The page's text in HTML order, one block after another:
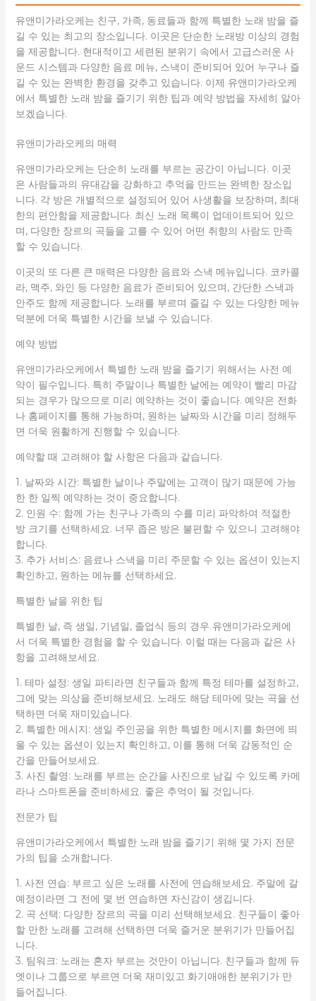
유앤미가라오케는 친구, 가족, 동료들과 함께 특별한 노래 밤을 즐
길 수 있는 최고의 장소입니다. 이곳은 단순한 노래방 이상의 경험
을 제공합니다. 현대적이고 세련된 분위기 속에서 고급스러운 사
운드 시스템과 다양한 음료 메뉴, 스낵이 준비되어 있어 누구나 즐
길 수 있는 완벽한 환경을 갖추고 있습니다. 이제 유앤미가라오케
에서 특별한 노래 밤을 즐기기 위한 팁과 예약 방법을 자세히 알아
보겠습니다.
유앤미가라오케의 매력
유앤미가라오케는 단순히 노래를 부르는 공간이 아닙니다. 이곳
은 사람들과의 유대감을 강화하고 추억을 만드는 완벽한 장소입
니다. 각 방은 개별적으로 설정되어 있어 사생활을 보장하며, 최대
한의 편안함을 제공합니다. 최신 노래 목록이 업데이트되어 있으
며, 다양한 장르의 곡들을 고를 수 있어 어떤 취향의 사람도 만족
할 수 있습니다.
이곳의 또 다른 큰 매력은 다양한 음료와 스낵 메뉴입니다. 코카콜
라, 맥주, 와인 등 다양한 음료가 준비되어 있으며, 간단한 스낵과
안주도 함께 제공합니다. 노래를 부르며 즐길 수 있는 다양한 메뉴
덕분에 더욱 특별한 시간을 보낼 수 있습니다.
예약 방법
유앤미가라오케에서 특별한 노래 밤을 즐기기 위해서는 사전 예
약이 필수입니다. 특히 주말이나 특별한 날에는 예약이 빨리 마감
되는 경우가 많으므로 미리 예약하는 것이 좋습니다. 예약은 전화
나 홈페이지를 통해 가능하며, 원하는 날짜와 시간을 미리 정해두
면 더욱 원활하게 진행할 수 있습니다.
예약할 때 고려해야 할 사항은 다음과 같습니다.
1. 날짜와 시간: 특별한 날이나 주말에는 고객이 많기 때문에 가능
한 한 일찍 예약하는 것이 중요합니다.
2. 인원 수: 함께 가는 친구나 가족의 수를 미리 파악하여 적절한
방 크기를 선택하세요. 너무 좁은 방은 불편할 수 있으니 고려해야
합니다.
3. 추가 서비스: 음료나 스낵을 미리 주문할 수 있는 옵션이 있는지
확인하고, 원하는 메뉴를 선택하세요.
특별한 날을 위한 팁
특별한 날, 즉 생일, 기념일, 졸업식 등의 경우 유앤미가라오케에
서 더욱 특별한 경험을 할 수 있습니다. 이럴 때는 다음과 같은 사
항을 고려해보세요.
1. 테마 설정: 생일 파티라면 친구들과 함께 특정 테마를 설정하고,
그에 맞는 의상을 준비해보세요. 노래도 해당 테마에 맞는 곡을 선
택하면 더욱 재미있습니다.
2. 특별한 메시지: 생일 주인공을 위한 특별한 메시지를 화면에 띄
울 수 있는 옵션이 있는지 확인하고, 이를 통해 더욱 감동적인 순
간을 만들어보세요.
3. 사진 촬영: 노래를 부르는 순간을 사진으로 남길 수 있도록 카메
라나 스마트폰을 준비하세요. 좋은 추억이 될 것입니다.
전문가 팁
유앤미가라오케에서 특별한 노래 밤을 즐기기 위해 몇 가지 전문
가의 팁을 소개합니다.
1. 사전 연습: 부르고 싶은 노래를 사전에 연습해보세요. 주말에 갈
예정이라면 그 전에 몇 번 연습하면 자신감이 생깁니다.
2. 곡 선택: 다양한 장르의 곡을 미리 선택해보세요. 친구들이 좋아
할 만한 노래를 고려해 선택하면 더욱 즐거운 분위기가 만들어집
니다.
3. 팀워크: 노래는 혼자 부르는 것만이 아닙니다. 친구들과 함께 듀
엣이나 그룹으로 부르면 더욱 재미있고 화기애애한 분위기가 만
들어집니다.